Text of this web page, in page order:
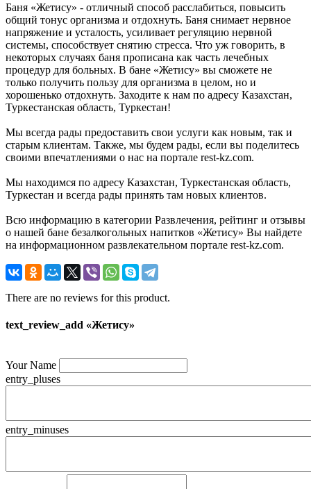
Баня «Жетису» - отличный способ расслабиться, повысить
общий тонус организма и отдохнуть. Баня снимает нервное
напряжение и усталость, усиливает регуляцию нервной
системы, способствует снятию стресса. Что уж говорить, в
некоторых случаях баня прописана как часть лечебных
процедур для больных. В бане «Жетису» вы сможете не
только получить пользу для организма в целом, но и
хорошенько отдохнуть. Заходите к нам по адресу Казахстан,
Туркестанская область, Туркестан!
Мы всегда рады предоставить свои услуги как новым, так и
старым клиентам. Также, мы будем рады, если вы поделитесь
своими впечатлениями о нас на портале rest-kz.com.
Мы находимся по адресу Казахстан, Туркестанская область,
Туркестан и всегда рады принять там новых клиентов.
Всю информацию в категории Развлечения, рейтинг и отзывы
о нашей бане безалкогольных напитков «Жетису» Вы найдете
на информационном развлекательном портале rest-kz.com.
There are no reviews for this product.
text_review_add «Жетису»
Your Name
entry_pluses
entry_minuses